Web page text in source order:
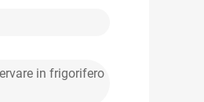
in frigorifero